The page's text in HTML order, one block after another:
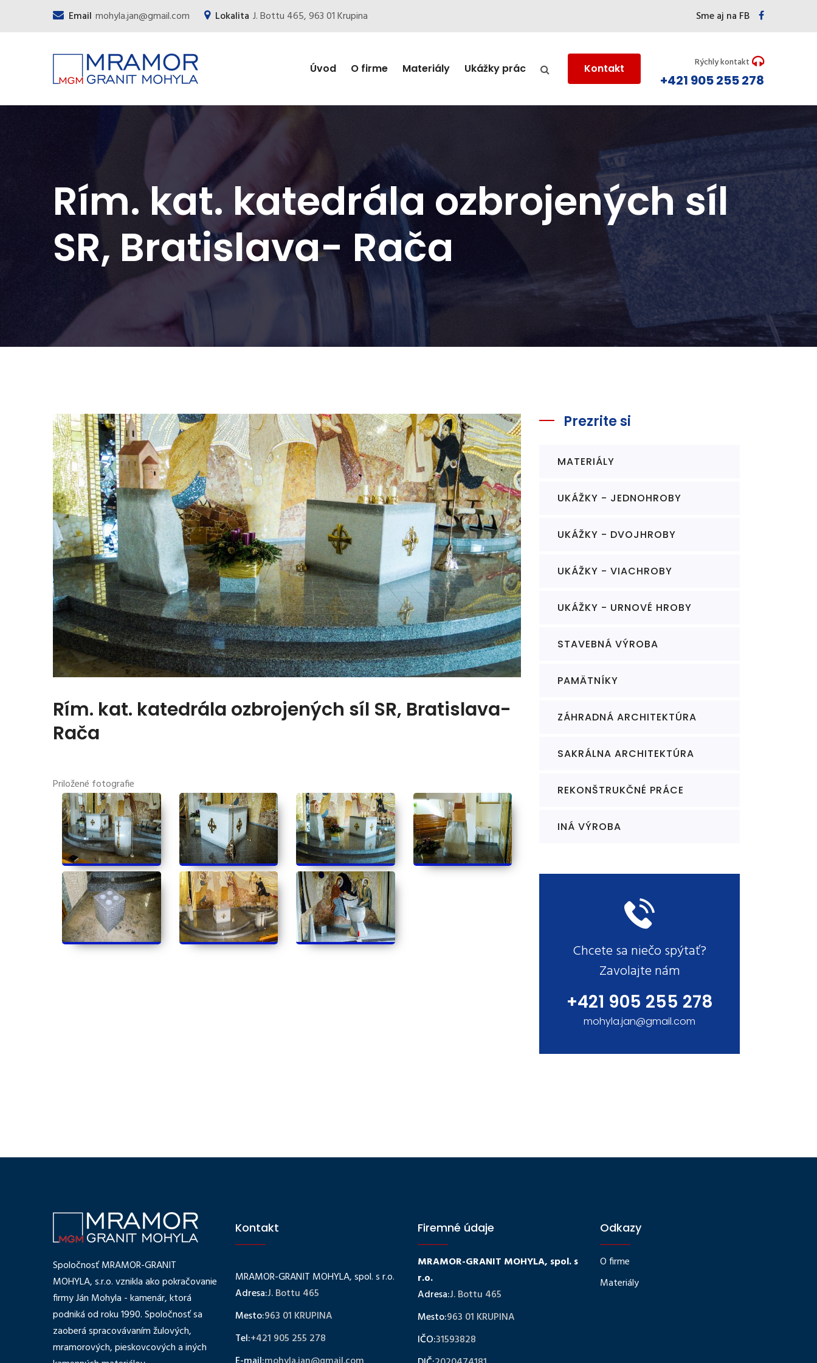
Email mohyla.jan@gmail.com Lokalita J. Bottu 465, 963 01 Krupina Sme aj na FB
Úvod O firme Materiály Ukážky prác Rýchly kontakt
+421 905 255 278
Kontakt
Rím. kat. katedrála ozbrojených síl
SR, Bratislava- Rača
Rím. kat. katedrála ozbrojených síl SR, Bratislava-
Rača
Priložené fotografie
Prezrite si
MATERIÁLY
UKÁŽKY - JEDNOHROBY
UKÁŽKY - DVOJHROBY
UKÁŽKY - VIACHROBY
UKÁŽKY - URNOVÉ HROBY
STAVEBNÁ VÝROBA
PAMÄTNÍKY
ZÁHRADNÁ ARCHITEKTÚRA
SAKRÁLNA ARCHITEKTÚRA
REKONŠTRUKČNÉ PRÁCE
INÁ VÝROBA
Chcete sa niečo spýtať?
Zavolajte nám
+421 905 255 278
mohyla.jan@gmail.com
Spoločnosť MRAMOR-GRANIT
MOHYLA, s.r.o. vznikla ako pokračovanie
firmy Ján Mohyla - kamenár, ktorá
podniká od roku 1990. Spoločnosť sa
zaoberá spracovávaním žulových,
mramorových, pieskovcových a iných
Kontakt
MRAMOR-GRANIT MOHYLA, spol. s r.o.
Adresa:J. Bottu 465
Mesto:963 01 KRUPINA
Tel:+421 905 255 278
Firemné údaje
MRAMOR-GRANIT MOHYLA, spol. s
r.o.
Adresa:J. Bottu 465
Mesto:963 01 KRUPINA
IČO:31593828
Odkazy
O firme
Materiály